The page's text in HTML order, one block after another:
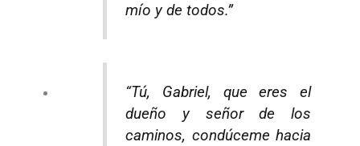
mío y de todos.”
“Tú, Gabriel, que eres el
dueño y señor de los
caminos, condúceme hacia